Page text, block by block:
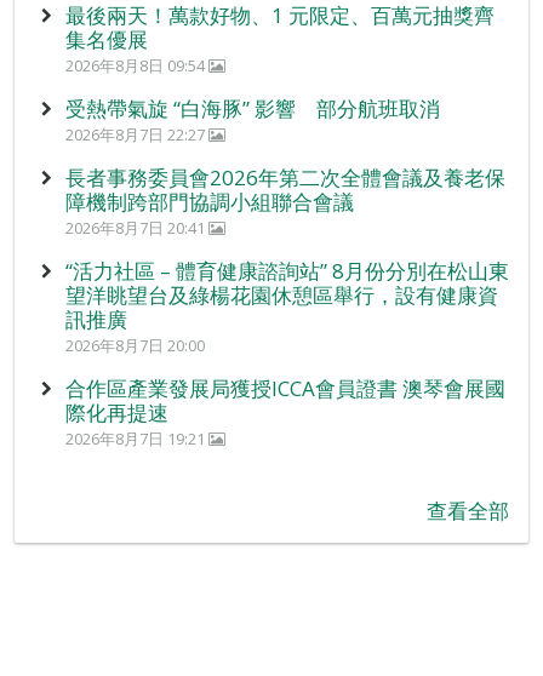
最後兩天！萬款好物、1 元限定、百萬元抽獎齊
集名優展
2026年8月8日 09:54
受熱帶氣旋 “白海豚” 影響 部分航班取消
2026年8月7日 22:27
長者事務委員會2026年第二次全體會議及養老保
障機制跨部門協調小組聯合會議
2026年8月7日 20:41
“活力社區 – 體育健康諮詢站” 8月份分別在松山東
望洋眺望台及綠楊花園休憩區舉行，設有健康資
訊推廣
2026年8月7日 20:00
合作區產業發展局獲授ICCA會員證書 澳琴會展國
際化再提速
2026年8月7日 19:21
查看全部